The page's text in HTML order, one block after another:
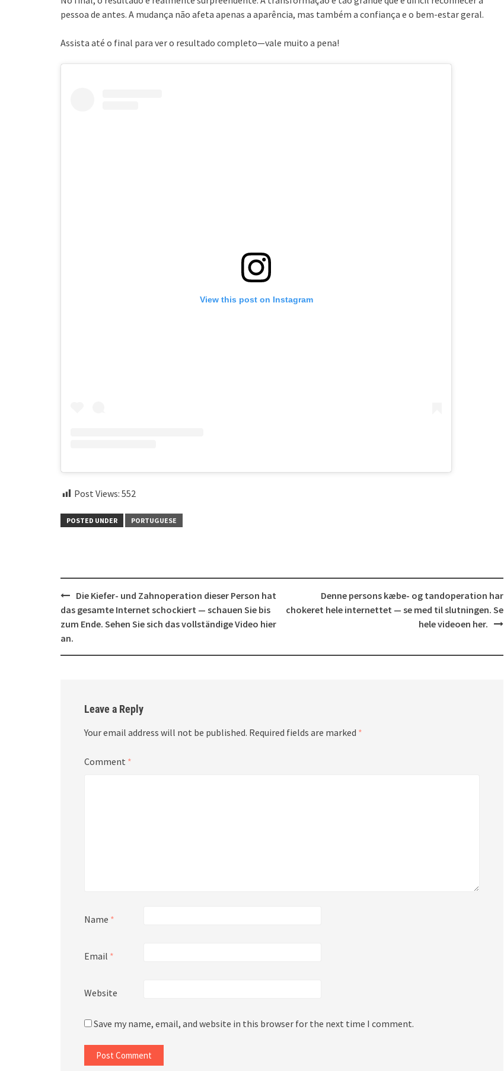
pessoa de antes. A mudança não afeta apenas a aparência, mas também a confiança e o bem-estar geral.
Assista até o final para ver o resultado completo—vale muito a pena!
View this post on Instagram
Post Views: 552
POSTED UNDER PORTUGUESE
Post
navigation
Die Kiefer- und Zahnoperation dieser Person hat
das gesamte Internet schockiert — schauen Sie bis
zum Ende. Sehen Sie sich das vollständige Video hier
an.
Denne persons kæbe- og tandoperation har
chokeret hele internettet — se med til slutningen. Se
hele videoen her.
Leave a Reply
Your email address will not be published. Required fields are marked *
Comment *
Name *
Email *
Website
Save my name, email, and website in this browser for the next time I comment.